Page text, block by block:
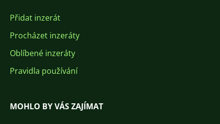
Přidat inzerát
Procházet inzeráty
Oblíbené inzeráty
Pravidla používání
MOHLO BY VÁS ZAJÍMAT